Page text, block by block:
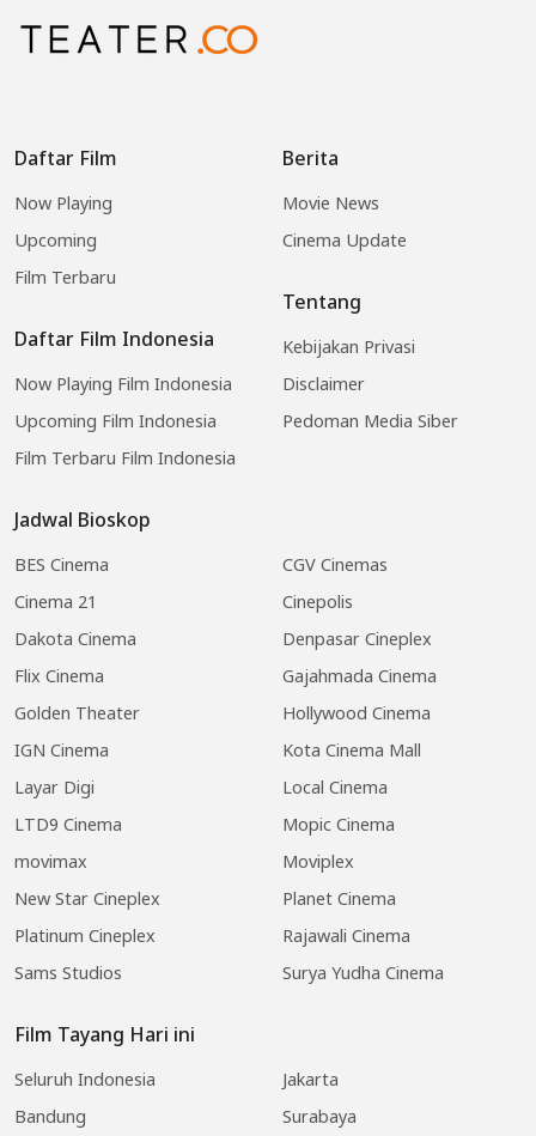
Daftar Film
Now Playing
Upcoming
Film Terbaru
Daftar Film Indonesia
Now Playing Film Indonesia
Upcoming Film Indonesia
Film Terbaru Film Indonesia
Jadwal Bioskop
BES Cinema
CGV Cinemas
Cinema 21
Cinepolis
Dakota Cinema
Denpasar Cineplex
Flix Cinema
Gajahmada Cinema
Golden Theater
Hollywood Cinema
IGN Cinema
Kota Cinema Mall
Layar Digi
Local Cinema
LTD9 Cinema
Mopic Cinema
movimax
Moviplex
New Star Cineplex
Planet Cinema
Platinum Cineplex
Rajawali Cinema
Sams Studios
Surya Yudha Cinema
Film Tayang Hari ini
Seluruh Indonesia
Jakarta
Bandung
Surabaya
Berita
Movie News
Cinema Update
Tentang
Kebijakan Privasi
Disclaimer
Pedoman Media Siber